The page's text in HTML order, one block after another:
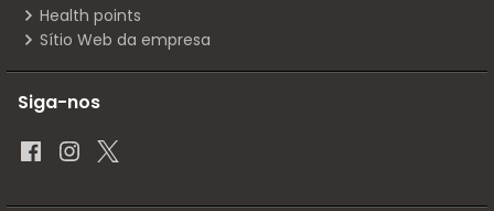
Health points
Sítio Web da empresa
Siga-nos